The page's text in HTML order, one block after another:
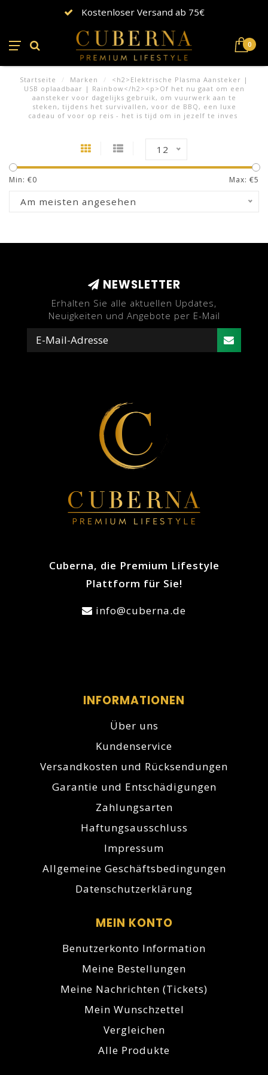
Kostenloser Versand ab 75€
0
Startseite / Marken /
<h2>Elektrische Plasma Aansteker |
USB oplaadbaar | Rainbow</h2><p>Of het nu gaat om een
aansteker voor dagelijks gebruik, om vuurwerk aan te
steken, tijdens het survivallen, voor de BBQ, een luxe
cadeau of voor op reis - het is tijd om in jezelf te inves
12
Min: €0 Max: €5
Am meisten angesehen
NEWSLETTER
Erhalten Sie alle aktuellen Updates,
Neuigkeiten und Angebote per E-Mail
Cuberna, die Premium Lifestyle
Plattform für Sie!
info@cuberna.de
INFORMATIONEN
Über uns
Kundenservice
Versandkosten und Rücksendungen
Garantie und Entschädigungen
Zahlungsarten
Haftungsausschluss
Impressum
Allgemeine Geschäftsbedingungen
Datenschutzerklärung
MEIN KONTO
Benutzerkonto Information
Meine Bestellungen
Meine Nachrichten (Tickets)
Mein Wunschzettel
Vergleichen
Alle Produkte